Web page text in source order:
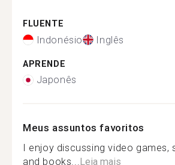
FLUENTE
Indonésio Inglês
APRENDE
Japonês
Meus assuntos favoritos
I enjoy discussing video games,
and books...Leia mais